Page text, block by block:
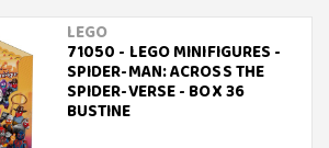
LEGO
71050 - LEGO MINIFIGURES -
SPIDER-MAN: ACROSS THE
SPIDER-VERSE - BOX 36
BUSTINE